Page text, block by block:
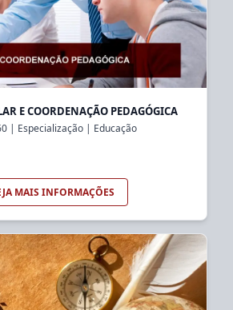
E COORDENAÇÃO PEDAGÓGICA
| Especialização| Educação
MAIS INFORMAÇÕES